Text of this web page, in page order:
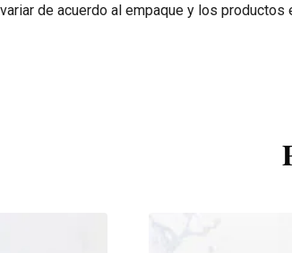
de acuerdo al empaque y los